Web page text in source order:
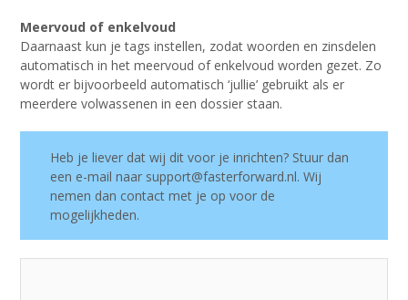
Meervoud of enkelvoud
Daarnaast kun je tags instellen, zodat woorden en zinsdelen
automatisch in het meervoud of enkelvoud worden gezet. Zo
wordt er bijvoorbeeld automatisch ‘jullie’ gebruikt als er
meerdere volwassenen in een dossier staan.
Heb je liever dat wij dit voor je inrichten? Stuur dan
een e-mail naar support@fasterforward.nl. Wij
nemen dan contact met je op voor de
mogelijkheden.